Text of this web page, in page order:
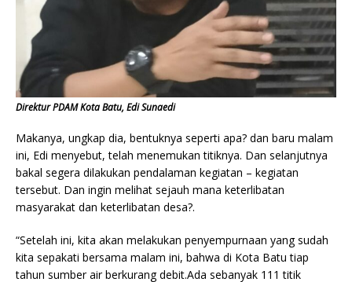
Direktur PDAM Kota Batu, Edi Sunaedi
Makanya, ungkap dia, bentuknya seperti apa? dan baru malam
ini, Edi menyebut, telah menemukan titiknya. Dan selanjutnya
bakal segera dilakukan pendalaman kegiatan – kegiatan
tersebut. Dan ingin melihat sejauh mana keterlibatan
masyarakat dan keterlibatan desa?.
“Setelah ini, kita akan melakukan penyempurnaan yang sudah
kita sepakati bersama malam ini, bahwa di Kota Batu tiap
tahun sumber air berkurang debit.Ada sebanyak 111 titik